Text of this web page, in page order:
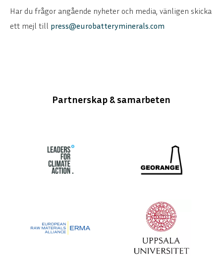
Har du frågor angående nyheter och media, vänligen skicka
ett mejl till press@eurobatteryminerals.com
Partnerskap & samarbeten